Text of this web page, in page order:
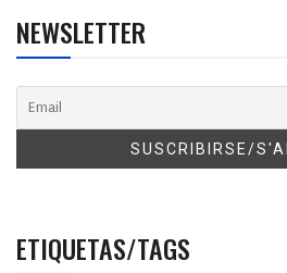
NEWSLETTER
ETIQUETAS/TAGS